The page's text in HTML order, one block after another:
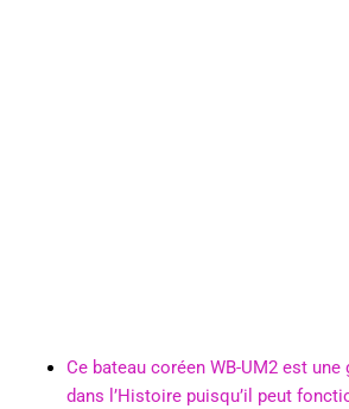
Ce bateau coréen WB-UM2 est une
dans l’Histoire puisqu’il peut